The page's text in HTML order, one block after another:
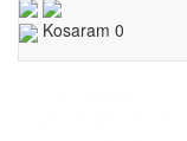
Kosaram 0